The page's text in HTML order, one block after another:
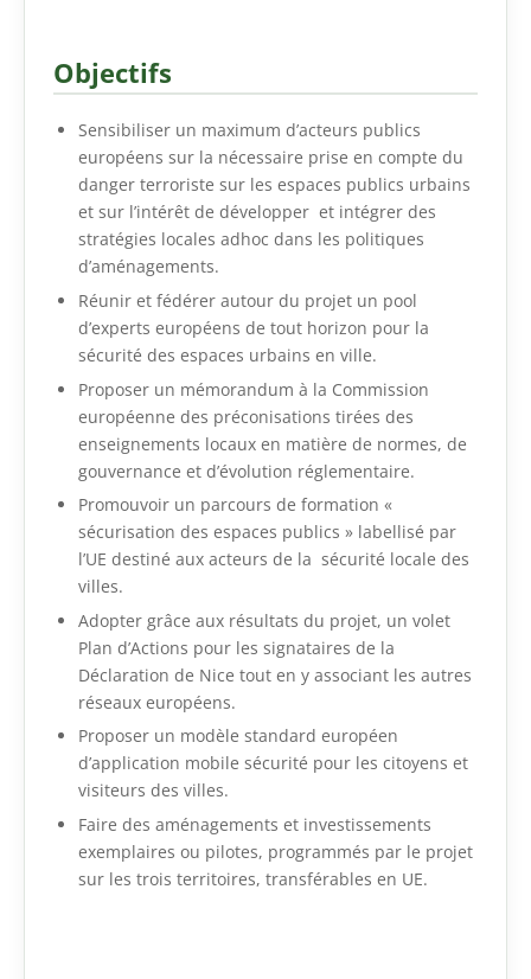
Objectifs
Sensibiliser un maximum d’acteurs publics
européens sur la nécessaire prise en compte du
danger terroriste sur les espaces publics urbains
et sur l’intérêt de développer et intégrer des
stratégies locales adhoc dans les politiques
d’aménagements.
Réunir et fédérer autour du projet un pool
d’experts européens de tout horizon pour la
sécurité des espaces urbains en ville.
Proposer un mémorandum à la Commission
européenne des préconisations tirées des
enseignements locaux en matière de normes, de
gouvernance et d’évolution réglementaire.
Promouvoir un parcours de formation «
sécurisation des espaces publics » labellisé par
l’UE destiné aux acteurs de la sécurité locale des
villes.
Adopter grâce aux résultats du projet, un volet
Plan d’Actions pour les signataires de la
Déclaration de Nice tout en y associant les autres
réseaux européens.
Proposer un modèle standard européen
d’application mobile sécurité pour les citoyens et
visiteurs des villes.
Faire des aménagements et investissements
exemplaires ou pilotes, programmés par le projet
sur les trois territoires, transférables en UE.